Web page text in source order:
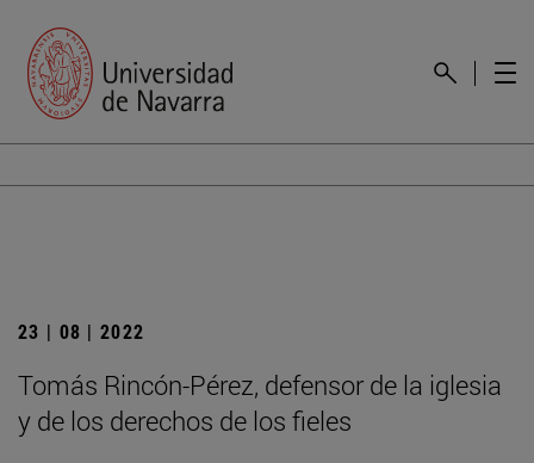
23 | 08 | 2022
Tomás Rincón-Pérez, defensor de la iglesia
y de los derechos de los fieles